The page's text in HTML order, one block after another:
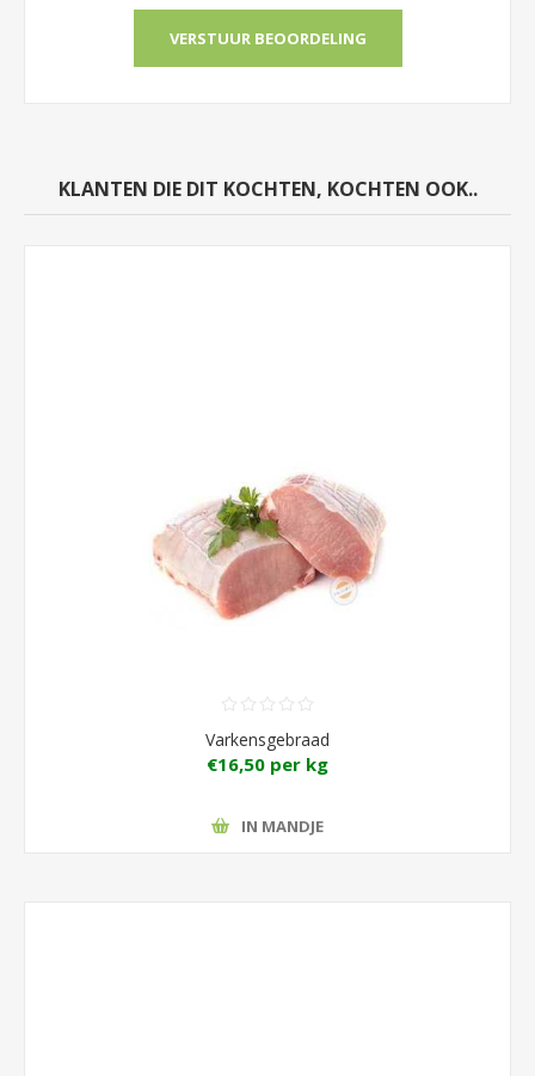
KLANTEN DIE DIT KOCHTEN, KOCHTEN OOK..
Varkensgebraad
€16,50 per kg
IN MANDJE